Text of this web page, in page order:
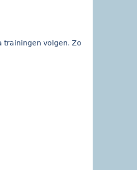
trainingen volgen. Zo